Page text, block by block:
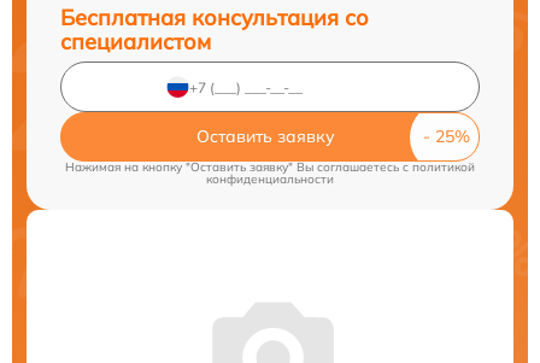
Бесплатная консультация со
специалистом
Оставить заявку
Нажимая на кнопку "Оставить заявку" Вы соглашаетесь c политикой
конфиденциальности